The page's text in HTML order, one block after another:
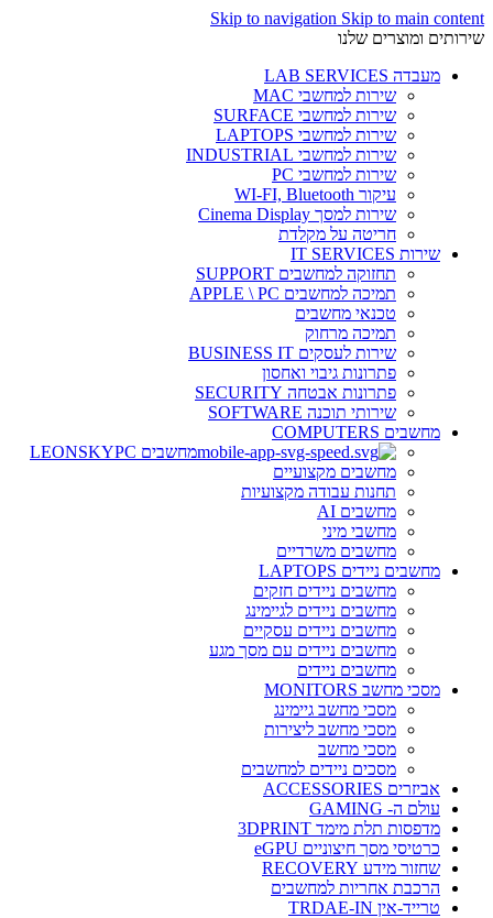
Skip to navigation Skip to main content
שירותים ומוצרים שלנו
מעבדה LAB SERVICES
שירות למחשבי MAC
שירות למחשבי SURFACE
שירות למחשבי LAPTOPS
שירות למחשבי INDUSTRIAL
שירות למחשבי PC
עיקור WI-FI, Bluetooth
שירות למסך Cinema Display
חריטה על מקלדת
שירות IT SERVICES
תחזוקה למחשבים SUPPORT
תמיכה למחשבים APPLE \ PC
טכנאי מחשבים
תמיכה מרחוק
שירות לעסקים BUSINESS IT
פתרונות גיבוי ואחסון
פתרונות אבטחה SECURITY
שירותי תוכנה SOFTWARE
מחשבים COMPUTERS
מחשבים LEONSKYPC
מחשבים מקצועיים
תחנות עבודה מקצועיות
מחשבים AI
מחשבי מיני
מחשבים משרדיים
מחשבים ניידים LAPTOPS
מחשבים ניידים חזקים
מחשבים ניידים לגיימינג
מחשבים ניידים עסקיים
מחשבים ניידים עם מסך מגע
מחשבים ניידים
מסכי מחשב MONITORS
מסכי מחשב גיימינג
מסכי מחשב ליצירות
מסכי מחשב
מסכים ניידים למחשבים
אביזרים ACCESSORIES
עולם ה- GAMING
מדפסות תלת מימד 3DPRINT
כרטיסי מסך חיצוניים eGPU
שחזור מידע RECOVERY
הרכבת אחריות למחשבים
טרייד-אין TRDAE-IN